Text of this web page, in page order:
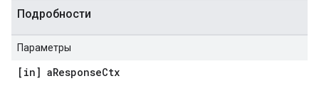
Подробности
Параметры
[in] aResponseCtx